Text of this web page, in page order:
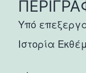
Υπό
Ιστορία